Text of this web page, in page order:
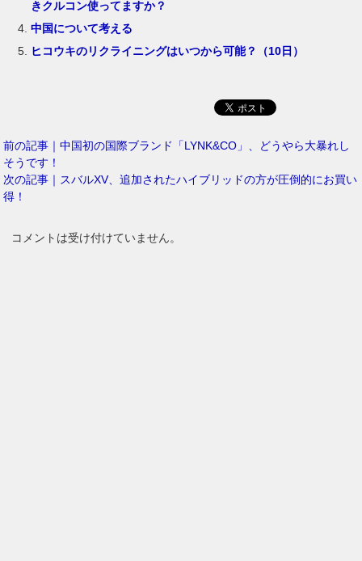
きクルコン使ってますか？
中国について考える
ヒコウキのリクライニングはいつから可能？（10日）
前の記事｜中国初の国際ブランド「LYNK&CO」、どうやら大暴れし
そうです！
次の記事｜スバルXV、追加されたハイブリッドの方が圧倒的にお買い
得！
コメントは受け付けていません。